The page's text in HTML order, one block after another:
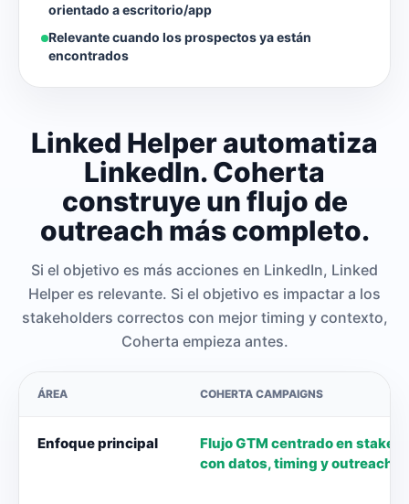
orientado a escritorio/app
Relevante cuando los prospectos ya están
encontrados
Linked Helper automatiza
LinkedIn. Coherta
construye un flujo de
outreach más completo.
Si el objetivo es más acciones en LinkedIn, Linked
Helper es relevante. Si el objetivo es impactar a los
stakeholders correctos con mejor timing y contexto,
Coherta empieza antes.
ÁREA COHERTA CAMPAIGNS
Enfoque principal
Flujo GTM centrado en
con datos, timing y outreach